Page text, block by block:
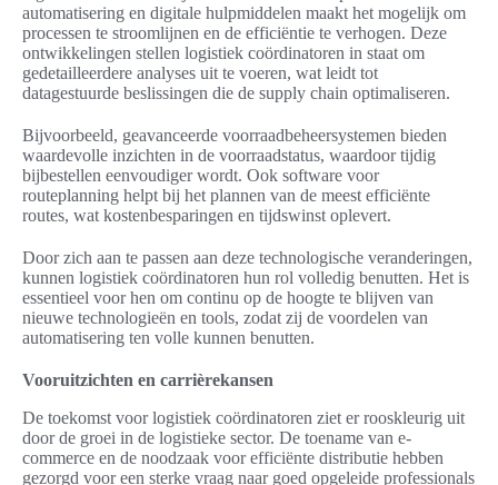
automatisering en digitale hulpmiddelen maakt het mogelijk om
processen te stroomlijnen en de efficiëntie te verhogen. Deze
ontwikkelingen stellen logistiek coördinatoren in staat om
gedetailleerdere analyses uit te voeren, wat leidt tot
datagestuurde beslissingen die de supply chain optimaliseren.
Bijvoorbeeld, geavanceerde voorraadbeheersystemen bieden
waardevolle inzichten in de voorraadstatus, waardoor tijdig
bijbestellen eenvoudiger wordt. Ook software voor
routeplanning helpt bij het plannen van de meest efficiënte
routes, wat kostenbesparingen en tijdswinst oplevert.
Door zich aan te passen aan deze technologische veranderingen,
kunnen logistiek coördinatoren hun rol volledig benutten. Het is
essentieel voor hen om continu op de hoogte te blijven van
nieuwe technologieën en tools, zodat zij de voordelen van
automatisering ten volle kunnen benutten.
Vooruitzichten en carrièrekansen
De toekomst voor logistiek coördinatoren ziet er rooskleurig uit
door de groei in de logistieke sector. De toename van e-
commerce en de noodzaak voor efficiënte distributie hebben
gezorgd voor een sterke vraag naar goed opgeleide professionals